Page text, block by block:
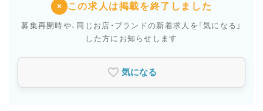
× この求人は掲載を終了しました
募集再開時や、同じお店・ブランドの新着求人を 「気になる」
した方にお知らせします
気になる